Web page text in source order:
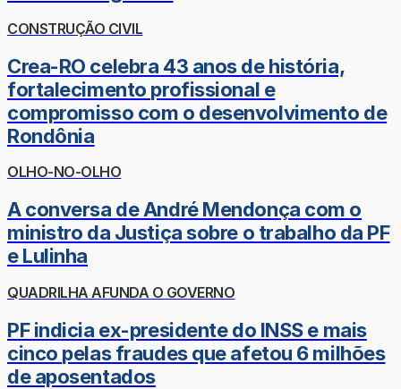
CONSTRUÇÃO CIVIL
Crea-RO celebra 43 anos de história,
fortalecimento profissional e
compromisso com o desenvolvimento de
Rondônia
OLHO-NO-OLHO
A conversa de André Mendonça com o
ministro da Justiça sobre o trabalho da PF
e Lulinha
QUADRILHA AFUNDA O GOVERNO
PF indicia ex-presidente do INSS e mais
cinco pelas fraudes que afetou 6 milhões
de aposentados